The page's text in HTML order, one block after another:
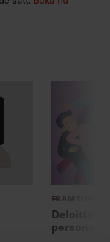
Deloitte:
personal